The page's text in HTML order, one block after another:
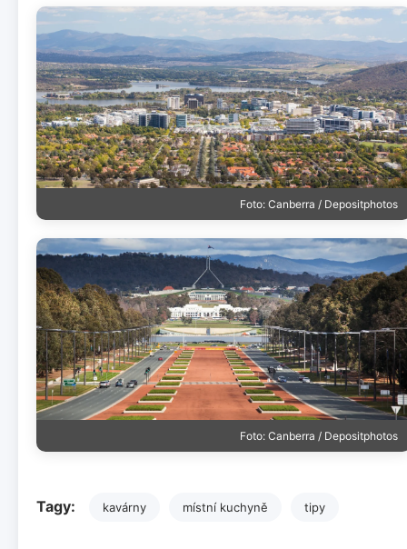
Foto: Canberra / Depositphotos
Foto: Canberra / Depositphotos
Tagy: kavárny místní kuchyně tipy